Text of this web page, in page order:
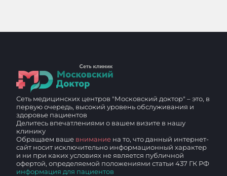
Сеть медицинских центров "Московский доктор" – это, в
первую очередь, высокий уровень обслуживания и
здоровье пациентов
Делитесь впечатлениями о вашем визите в нашу
клинику
Обращаем ваше внимание на то, что данный интернет-
сайт носит исключительно информационный характер
и ни при каких условиях не является публичной
офертой, определяемой положениями статьи 437 ГК РФ
информация для пациентов